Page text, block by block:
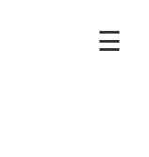
☰